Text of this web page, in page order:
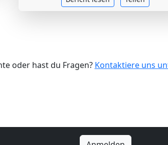
oder hast du Fragen? Kontaktiere uns